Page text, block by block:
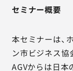
セミナー概要
本セミナーは、
ン市ビジネス協
AGVからは日本